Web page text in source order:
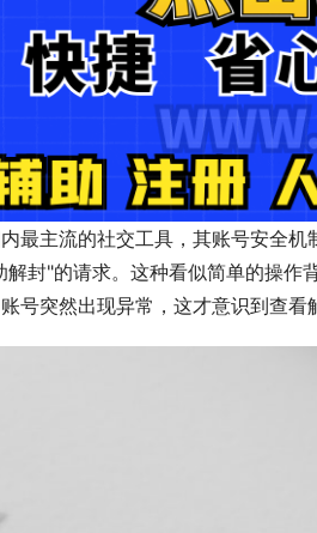
最主流的社交工具，其账号安全
解封"的请求。这种看似简单的操作
号突然出现异常，这才意识到查看